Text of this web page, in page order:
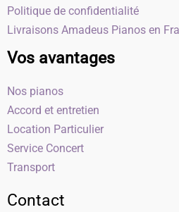
Politique de confidentialité
Livraisons Amadeus Pianos en
Vos avantages
Nos pianos
Accord et entretien
Location Particulier
Service Concert
Transport
Contact